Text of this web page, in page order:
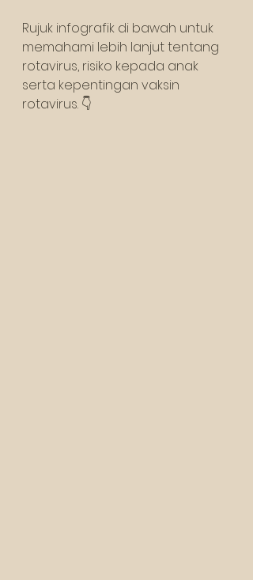
Rujuk infografik di bawah untuk
memahami lebih lanjut tentang
rotavirus, risiko kepada anak
serta kepentingan vaksin
rotavirus. 👇